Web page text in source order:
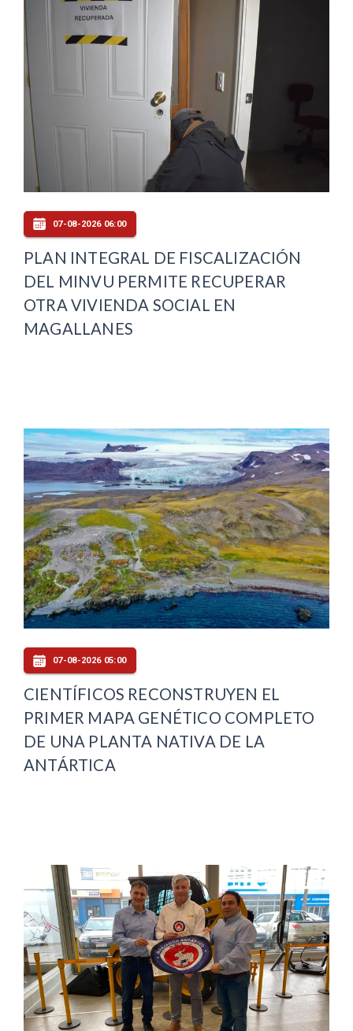
07-08-2026 06:00
PLAN INTEGRAL DE FISCALIZACIÓN
DEL MINVU PERMITE RECUPERAR
OTRA VIVIENDA SOCIAL EN
MAGALLANES
07-08-2026 05:00
CIENTÍFICOS RECONSTRUYEN EL
PRIMER MAPA GENÉTICO COMPLETO
DE UNA PLANTA NATIVA DE LA
ANTÁRTICA